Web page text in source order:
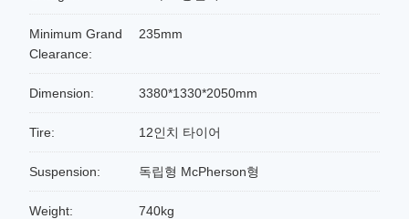
Minimum Grand
Clearance:
235mm
Dimension: 3380*1330*2050mm
Tire: 12인치 타이어
Suspension: 독립형 McPherson형
Weight: 740kg